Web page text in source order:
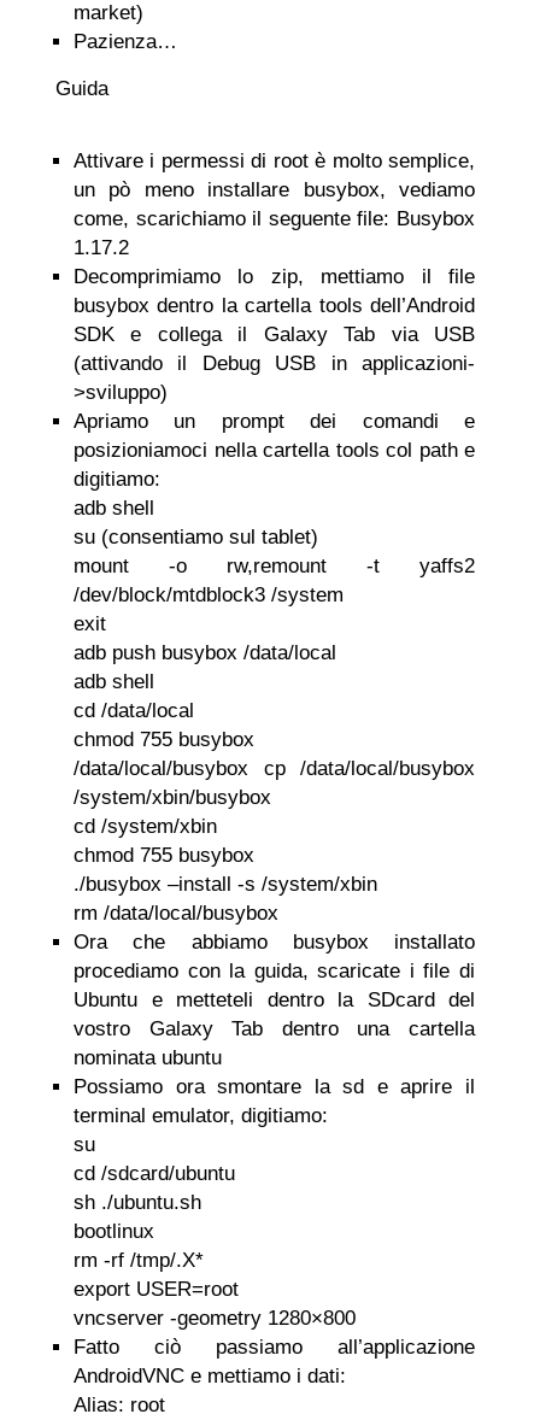
market)
Pazienza…
Guida
Attivare i permessi di root è molto semplice,
un pò meno installare busybox, vediamo
come, scarichiamo il seguente file: Busybox
1.17.2
Decomprimiamo lo zip, mettiamo il file
busybox dentro la cartella tools dell’Android
SDK e collega il Galaxy Tab via USB
(attivando il Debug USB in applicazioni-
>sviluppo)
Apriamo un prompt dei comandi e
posizioniamoci nella cartella tools col path e
digitiamo:
adb shell
su (consentiamo sul tablet)
mount -o rw,remount -t yaffs2
/dev/block/mtdblock3 /system
exit
adb push busybox /data/local
adb shell
cd /data/local
chmod 755 busybox
/data/local/busybox cp /data/local/busybox
/system/xbin/busybox
cd /system/xbin
chmod 755 busybox
./busybox –install -s /system/xbin
rm /data/local/busybox
Ora che abbiamo busybox installato
procediamo con la guida, scaricate i file di
Ubuntu e metteteli dentro la SDcard del
vostro Galaxy Tab dentro una cartella
nominata ubuntu
Possiamo ora smontare la sd e aprire il
terminal emulator, digitiamo:
su
cd /sdcard/ubuntu
sh ./ubuntu.sh
bootlinux
rm -rf /tmp/.X*
export USER=root
vncserver -geometry 1280×800
Fatto ciò passiamo all’applicazione
AndroidVNC e mettiamo i dati:
Alias: root